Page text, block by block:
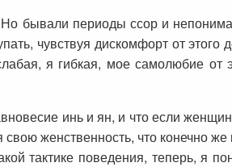
бывали периоды ссор и
чувствуя дискомфорт от этого
я гибкая, мое самолюбие от
инь и ян, и что если
женственность, что конечно
тактике поведения, теперь, я